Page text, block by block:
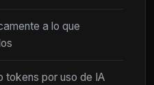
a lo que
tokens por uso de IA